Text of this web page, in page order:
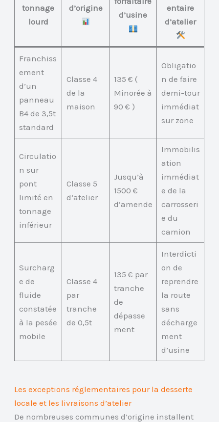
tonnage
lourd
d’origine
d’usine
entaire
d’atelier
Franchiss
ement
d’un
panneau
B4 de 3,5t
standard
Classe 4
de la
maison
135 € (
Minorée à
90 € )
Obligatio
n de faire
demi-tour
immédiat
sur zone
Circulatio
n sur
pont
limité en
tonnage
inférieur
Classe 5
d’atelier
Jusqu’à
1500 €
d’amende
Immobilis
ation
immédiat
e de la
carrosseri
e du
camion
Surcharg
e de
fluide
constatée
à la pesée
mobile
Classe 4
par
tranche
de 0,5t
135 € par
tranche
de
dépasse
ment
Interdicti
on de
reprendre
la route
sans
décharge
ment
d’usine
Les exceptions réglementaires pour la desserte
locale et les livraisons d’atelier
De nombreuses communes d’origine installent